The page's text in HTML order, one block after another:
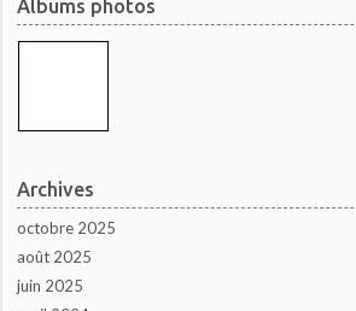
Albums photos
Archives
octobre 2025
août 2025
juin 2025